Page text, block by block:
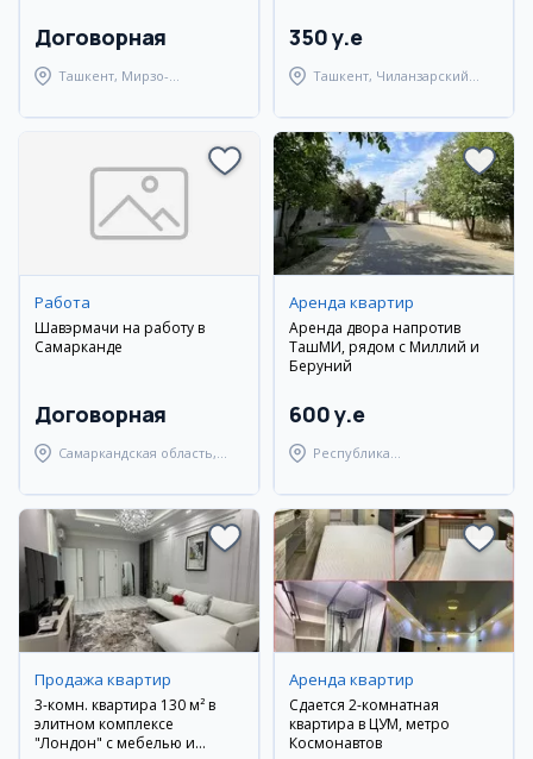
Договорная
Ташкент, Мирзо-
350 y.e
Ташкент, Чиланзарский
Работа
Шавэрмачи на работу в
Самарканде
Договорная
Самаркандская область,
Аренда квартир
Аренда двора напротив
ТашМИ, рядом с Миллий и
Беруний
600 y.e
Республика
Берунийский район
Продажа квартир
3-комн. квартира 130 м² в
элитном комплексе
"Лондон" с мебелью и
Аренда квартир
Сдается 2-комнатная
квартира в ЦУМ, метро
Космонавтов